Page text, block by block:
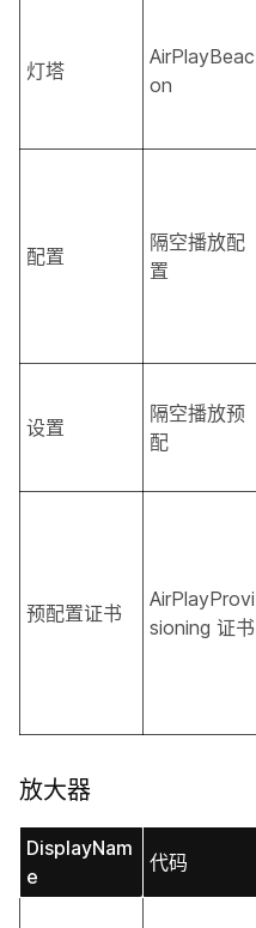
灯塔
AirPlayBeac
on
配置
隔空播放配
置
设置
隔空播放预
配
预配置证书
AirPlayProvi
sioning 证书
放大器
DisplayNam
e
代码